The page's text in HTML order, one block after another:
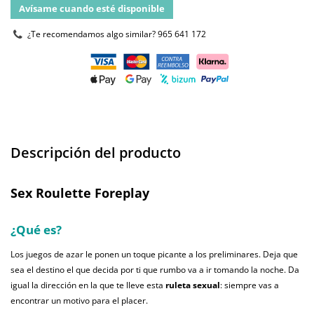
Avísame cuando esté disponible
¿Te recomendamos algo similar?965 641 172
Descripción del producto
Sex Roulette Foreplay
¿Qué es?
Los juegos de azar le ponen un toque picante a los preliminares. Deja que
sea el destino el que decida por ti que rumbo va a ir tomando la noche. Da
igual la dirección en la que te lleve esta ruleta sexual: siempre vas a
encontrar un motivo para el placer.